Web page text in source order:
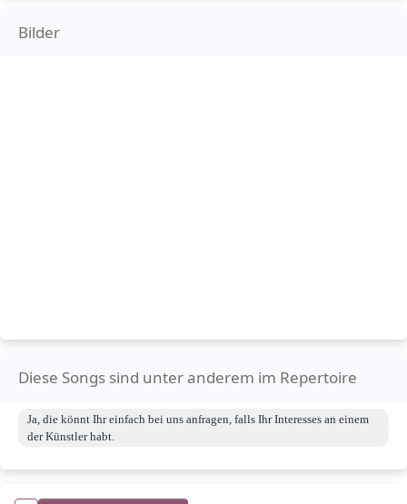
Bilder
Diese Songs sind unter anderem im Repertoire
Ja, die könnt Ihr einfach bei uns anfragen, falls Ihr Interesses an einem
der Künstler habt.